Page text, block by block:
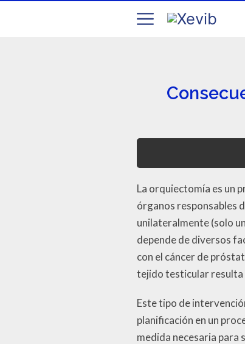
La orquiectomía es un
órganos responsables
unilateralmente (solo
depende de diversos
con el cáncer de
tejido testicular resulta
Este tipo de
planificación en un
medida necesaria para